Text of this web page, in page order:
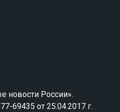
новости России».
69435 от 25.04.2017 г.